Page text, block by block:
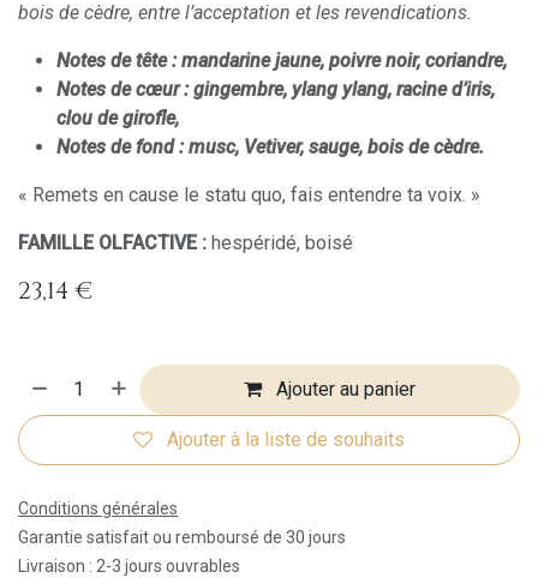
bois de cèdre, entre l’acceptation et les revendications.
Notes de tête : mandarine jaune, poivre noir, coriandre,
Notes de cœur : gingembre, ylang ylang, racine d’iris,
clou de girofle,
Notes de fond : musc, Vetiver, sauge, bois de cèdre.
« Remets en cause le statu quo, fais entendre ta voix. »
FAMILLE OLFACTIVE : hespéridé, boisé
23,14 €
Ajouter au panier
Ajouter à la liste de souhaits
Conditions générales
Garantie satisfait ou remboursé de 30 jours
Livraison : 2-3 jours ouvrables